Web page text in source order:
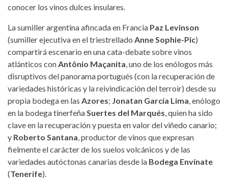
conocer los vinos dulces insulares.
La sumiller argentina afincada en Francia Paz Levinson
(sumiller ejecutiva en el triestrellado Anne Sophie-Pic)
compartirá escenario en una cata-debate sobre vinos
atlánticos conAntônio Maçanita, uno de los enólogos más
disruptivos del panorama portugués (con la recuperación de
variedades históricas y la reivindicación del terroir) desde su
propia bodega en las Azores; Jonatan García Lima, enólogo
en la bodega tinerfeñaSuertes del Marqués, quien ha sido
clave en la recuperación y puesta en valor del viñedo canario;
y Roberto Santana, productor de vinos que expresan
fielmente el carácter de los suelos volcánicos y de las
variedades autóctonas canarias desde la Bodega Envínate
(Tenerife).